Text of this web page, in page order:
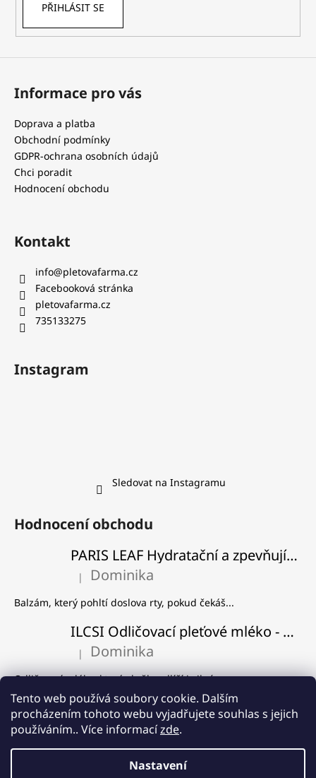
Tento web používá soubory cookie. Dalším
procházením tohoto webu vyjadřujete souhlas s jejich
používáním.. Více informacízde.
Nastavení
PŘIHLÁSIT SE
Informace pro vás
Doprava a platba
Obchodní podmínky
GDPR-ochrana osobních údajů
Chci poradit
Hodnocení obchodu
Kontakt
info@pletovafarma.cz
Facebooková stránka
pletovafarma.cz
735133275
Instagram
Sledovat na Instagramu
Hodnocení obchodu
PARIS LEAF Hydratační a zpevňující balzám na rty
Hodnocení produktu je 5 z 5 hvězdiček.
| Dominika
Balzám, který pohltí doslova rty, pokud čekáš...
ILCSI Odličovací pleťové mléko - Višeň a švestka
Hodnocení produktu je 5 z 5 hvězdiček.
| Dominika
Odličovací mléko, které skvěle odlíčí i silný...
ILCSI Čistící gel - Mydlice lékařská
Hodnocení produktu je 5 z 5 hvězdiček.
| Dominika